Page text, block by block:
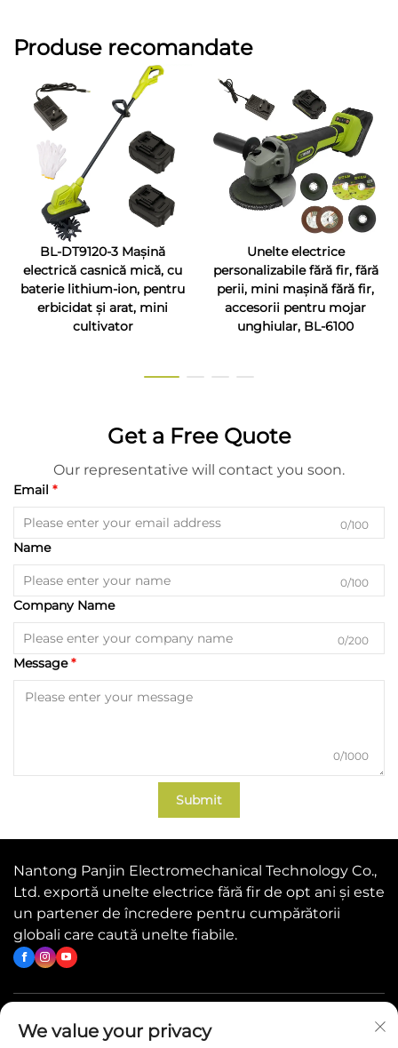
Produse recomandate
BL-DT9120-3 Mașină
electrică casnică mică, cu
baterie lithium-ion, pentru
erbicidat și arat, mini
cultivator
Unelte electrice
personalizabile fără fir, fără
perii, mini mașină fără fir,
accesorii pentru mojar
unghiular, BL-6100
Get a Free Quote
Our representative will contact you soon.
Email
0/100
Name
0/100
Company Name
0/200
Message
0/1000
Submit
Nantong Panjin Electromechanical Technology Co.,
Ltd. exportă unelte electrice fără fir de opt ani și este
un partener de încredere pentru cumpărătorii
globali care caută unelte fiabile.
Linkuri rapide
We value your privacy